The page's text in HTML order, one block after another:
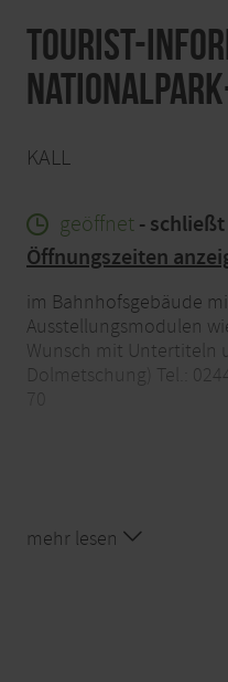
Tourist-
KALL
geöffnet -
Öffnungszeiten
im Bahnhofsgebäude
Ausstellungsmodulen
Wunsch mit Untertiteln
Dolmetschung) Tel.:
mehr lesen